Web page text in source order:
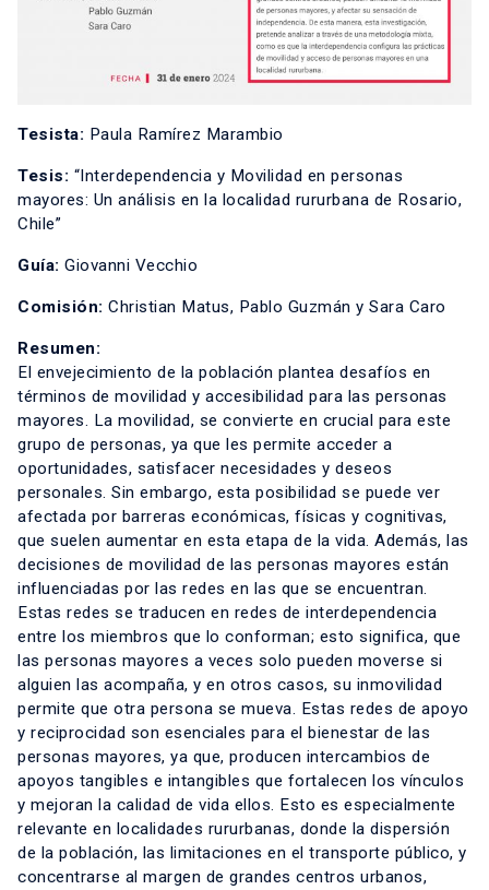
Tesista: Paula Ramírez Marambio
Tesis: “Interdependencia y Movilidad en personas
mayores: Un análisis en la localidad rururbana de Rosario,
Chile”
Guía: Giovanni Vecchio
Comisión: Christian Matus, Pablo Guzmán y Sara Caro
Resumen:
El envejecimiento de la población plantea desafíos en
términos de movilidad y accesibilidad para las personas
mayores. La movilidad, se convierte en crucial para este
grupo de personas, ya que les permite acceder a
oportunidades, satisfacer necesidades y deseos
personales. Sin embargo, esta posibilidad se puede ver
afectada por barreras económicas, físicas y cognitivas,
que suelen aumentar en esta etapa de la vida. Además, las
decisiones de movilidad de las personas mayores están
influenciadas por las redes en las que se encuentran.
Estas redes se traducen en redes de interdependencia
entre los miembros que lo conforman; esto significa, que
las personas mayores a veces solo pueden moverse si
alguien las acompaña, y en otros casos, su inmovilidad
permite que otra persona se mueva. Estas redes de apoyo
y reciprocidad son esenciales para el bienestar de las
personas mayores, ya que, producen intercambios de
apoyos tangibles e intangibles que fortalecen los vínculos
y mejoran la calidad de vida ellos. Esto es especialmente
relevante en localidades rururbanas, donde la dispersión
de la población, las limitaciones en el transporte público, y
concentrarse al margen de grandes centros urbanos,